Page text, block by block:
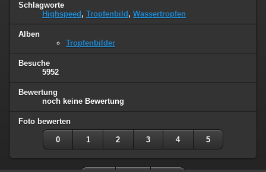
Schlagworte
Highspeed , Tropfenbild , Wassertropfen
Alben
Tropfenbilder
Besuche
5952
Bewertung
noch keine Bewertung
Foto bewerten
0 1 2 3 4 5